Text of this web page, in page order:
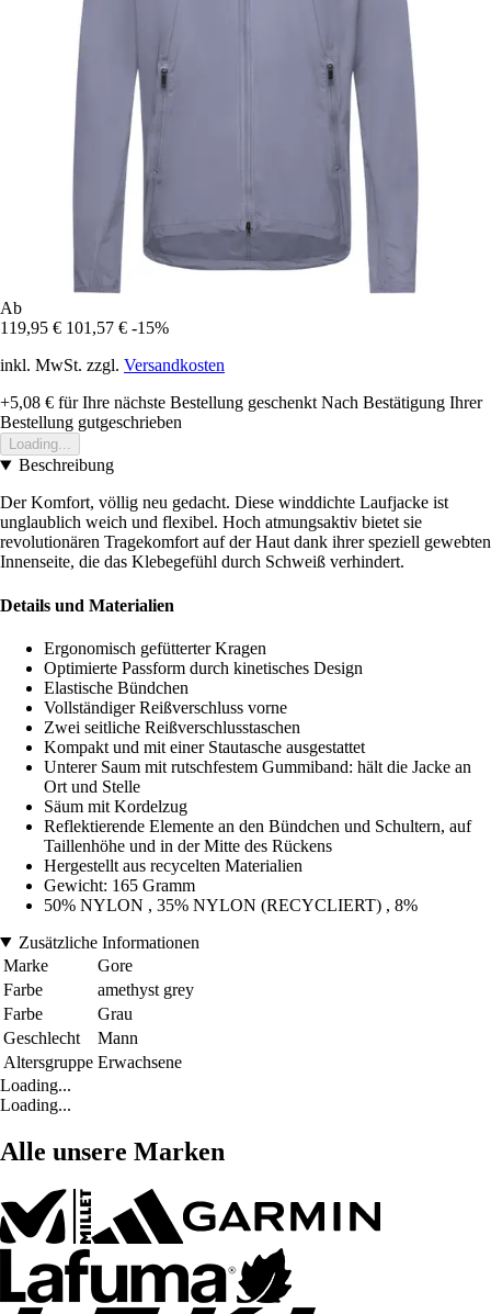
Ab
119,95 € 101,57 € -15%
inkl. MwSt. zzgl. Versandkosten
+5,08 € für Ihre nächste Bestellung geschenkt Nach Bestätigung Ihrer
Bestellung gutgeschrieben
Loading...
Beschreibung
Der Komfort, völlig neu gedacht. Diese winddichte Laufjacke ist
unglaublich weich und flexibel. Hoch atmungsaktiv bietet sie
revolutionären Tragekomfort auf der Haut dank ihrer speziell gewebten
Innenseite, die das Klebegefühl durch Schweiß verhindert.
Details und Materialien
Ergonomisch gefütterter Kragen
Optimierte Passform durch kinetisches Design
Elastische Bündchen
Vollständiger Reißverschluss vorne
Zwei seitliche Reißverschlusstaschen
Kompakt und mit einer Stautasche ausgestattet
Unterer Saum mit rutschfestem Gummiband: hält die Jacke an
Ort und Stelle
Säum mit Kordelzug
Reflektierende Elemente an den Bündchen und Schultern, auf
Taillenhöhe und in der Mitte des Rückens
Hergestellt aus recycelten Materialien
Gewicht: 165 Gramm
50% NYLON , 35% NYLON (RECYCLIERT) , 8%
Zusätzliche Informationen
Marke
Gore
Farbe
amethyst grey
Farbe
Grau
Geschlecht
Mann
Altersgruppe Erwachsene
Loading...
Loading...
Alle unsere Marken